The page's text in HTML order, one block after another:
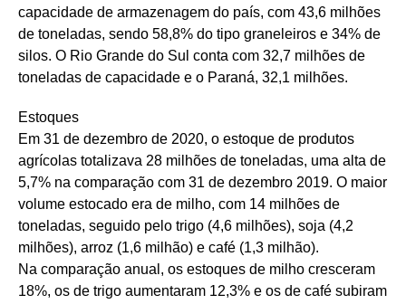
capacidade de armazenagem do país, com 43,6 milhões
de toneladas, sendo 58,8% do tipo graneleiros e 34% de
silos. O Rio Grande do Sul conta com 32,7 milhões de
toneladas de capacidade e o Paraná, 32,1 milhões.
Estoques
Em 31 de dezembro de 2020, o estoque de produtos
agrícolas totalizava 28 milhões de toneladas, uma alta de
5,7% na comparação com 31 de dezembro 2019. O maior
volume estocado era de milho, com 14 milhões de
toneladas, seguido pelo trigo (4,6 milhões), soja (4,2
milhões), arroz (1,6 milhão) e café (1,3 milhão).
Na comparação anual, os estoques de milho cresceram
18%, os de trigo aumentaram 12,3% e os de café subiram